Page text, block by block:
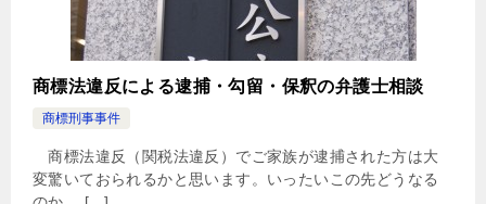
商標法違反による逮捕・勾留・保釈の弁護士相談
商標刑事事件
商標法違反（関税法違反）でご家族が逮捕された方は大
変驚いておられるかと思います。いったいこの先どうなる